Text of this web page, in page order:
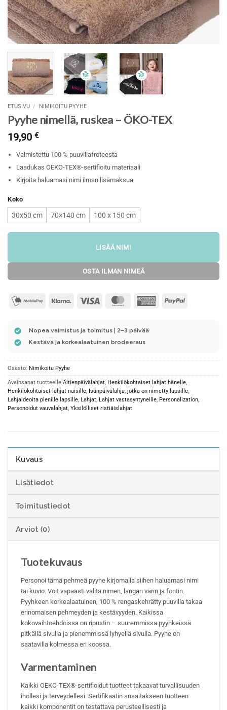
ETUSIVU / NIMIKOITU PYYHE
Pyyhe nimellä, ruskea – ÖKO-TEX
19,90 €
Valmistettu 100 % puuvillafroteesta
Laadukas OEKO-TEX®-sertifioitu materiaali
Kirjoita haluamasi nimi ilman lisämaksua
Koko
30x50 cm 70×140 cm 100 x 150 cm
LISÄÄ NIMI
OSTA ILMAN NIMEÄ
mobilepay2 Klarna Visa MasterCard AmericanPayPal
Nopea valmistus ja toimitus | 2–3 päivää
Kestävä ja korkealaatuinen brodeeraus
Osasto: Nimikoitu Pyyhe
Avainsanat tuotteelle Äitienpäivälahjat Henkilökohtaiset lahjat hänelle
Henkilökohtaiset lahjat naisille Isänpäivälahja jotka on nimetty lapsille
Lahjaideoita pienille lapsille Lahjat Lahjat vastasyntyneille Personalization
Personoidut vauvalahjat Yksilölliset ristiäislahjat
Kuvaus
Lisätiedot
Toimitustiedot
Arviot (0)
Tuotekuvaus
Personoi tämä pehmeä pyyhe kirjomalla siihen haluamasi nimi
tai kuvio. Voit vapaasti valita nimen, langan värin ja fontin.
Pyyhkeen korkealaatuinen, 100 % rengaskehrätty puuvilla takaa
erinomaisen pehmeyden ja kestävyyden. Kaikissa
kokovaihtoehdoissa on ripustin – suuremmissa pyyhkeissä
pitkällä sivulla ja pienemmissä lyhyellä sivulla. Pyyhe on
saatavilla kolmessa eri koossa.
Varmentaminen
Kaikki OEKO-TEX®-sertifioidut tuotteet takaavat turvallisuuden
ihollesi ja terveydellesi. Sertifikaatin ansaitakseen tuotteen
kaikki komponentit on testattava perusteellisesti ja